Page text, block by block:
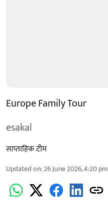
Europe Family Tour
esakal
साप्ताहिक टीम
Updated on:26 June 2026, 4:20 pm